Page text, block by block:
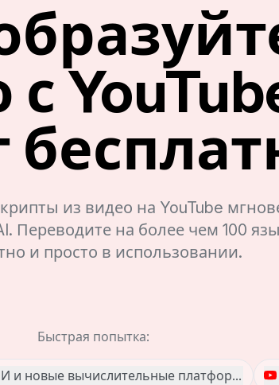
из видео на YouTube
Переводите на более чем 100
и просто в использовании.
Быстрая попытка:
#FII8 о будущем #AI
и новые вычислительные платформы с